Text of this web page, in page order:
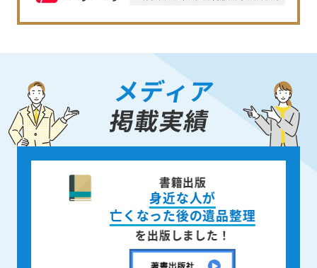
メディア
掲載実績
書籍出版
身近な人が
亡くなった後の遺品整理
を出版しました！